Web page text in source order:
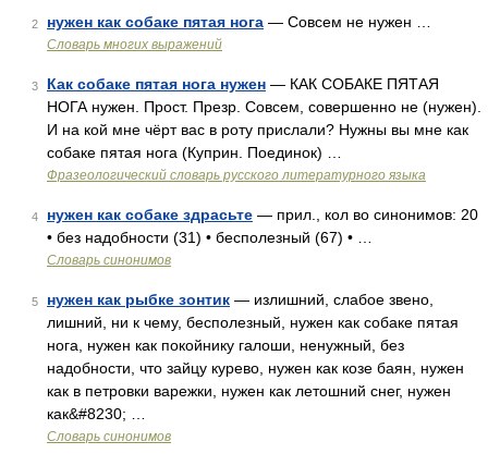
2 нужен как собаке пятая нога — Совсем не нужен …
Словарь многих выражений
3 Как собаке пятая нога нужен — КАК СОБАКЕ ПЯТАЯ
НОГА нужен. Прост. Презр. Совсем, совершенно не (нужен).
И на кой мне чёрт вас в роту прислали? Нужны вы мне как
собаке пятая нога (Куприн. Поединок) …
Фразеологический словарь русского литературного языка
4 нужен как собаке здрасьте — прил., кол во синонимов: 20
• без надобности (31) • бесполезный (67) • …
Словарь синонимов
5 нужен как рыбке зонтик — излишний, слабое звено,
лишний, ни к чему, бесполезный, нужен как собаке пятая
нога, нужен как покойнику галоши, ненужный, без
надобности, что зайцу курево, нужен как козе баян, нужен
как в петровки варежки, нужен как летошний снег, нужен
как&#8230; …
Словарь синонимов